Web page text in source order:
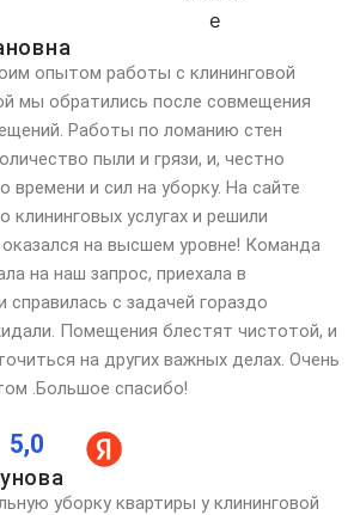
опытом работы с клининговой
мы обратились после совмещения
Работы по ломанию стен
пыли и грязи, и, честно
времени и сил на уборку. На сайте
услугах и решили
на высшем уровне! Команда
на наш запрос, приехала в
справилась с задачей гораздо
Помещения блестят чистотой, и
на других важных делах. Очень
.Большое спасибо!
5,0
уборку квартиры у клининговой